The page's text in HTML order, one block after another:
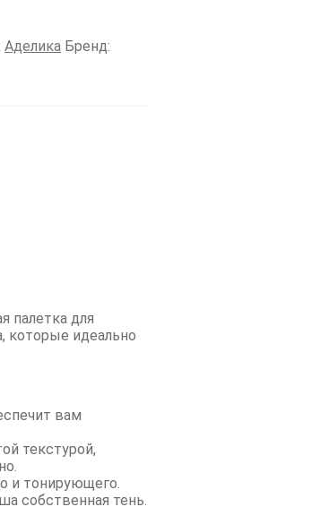
Аделика Бренд:
палетка для
которые идеально
вам
текстурой,
и тонирующего.
собственная тень.